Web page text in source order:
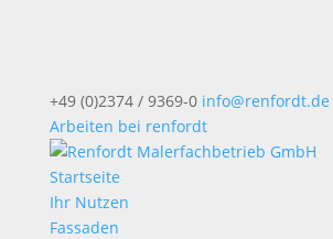
+49 (0)2374 / 9369-0 info@renfordt.de
Arbeiten bei renfordt
Startseite
Ihr Nutzen
Fassaden